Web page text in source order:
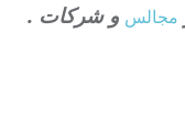
مجالس و شركات .